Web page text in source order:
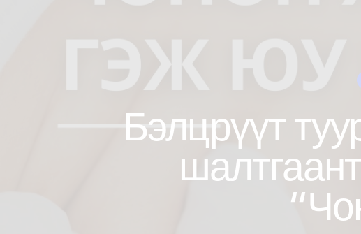
Бэлцрүүт